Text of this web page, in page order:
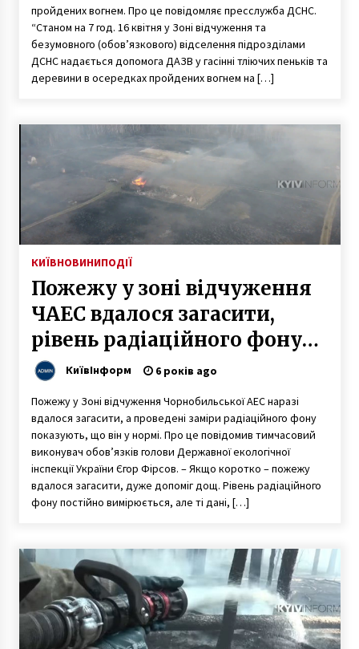
пройдених вогнем. Про це повідомляє пресслужба ДСНС.
“Станом на 7 год. 16 квітня у Зоні відчуження та
безумовного (обов’язкового) відселення підрозділами
ДСНС надається допомога ДАЗВ у гасінні тліючих пеньків та
деревини в осередках пройдених вогнем на […]
КИЇВНОВИНИПОДІЇ
Пожежу у зоні відчуження
ЧАЕС вдалося загасити,
рівень радіаційного фону
загалом у нормі
КиївІнформ 6 років ago
Пожежу у Зоні відчуження Чорнобильської АЕС наразі
вдалося загасити, а проведені заміри радіаційного фону
показують, що він у нормі. Про це повідомив тимчасовий
виконувач обов’язків голови Державної екологічної
інспекції України Єгор Фірсов. – Якщо коротко – пожежу
вдалося загасити, дуже допоміг дощ. Рівень радіаційного
фону постійно вимірюється, але ті дані, […]